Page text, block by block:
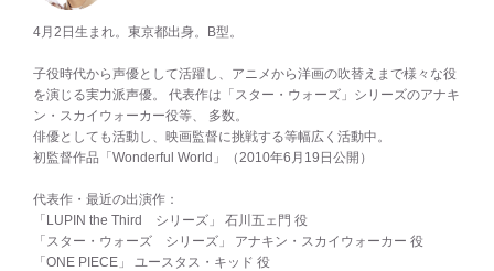
4月2日生まれ。東京都出身。B型。
子役時代から声優として活躍し、アニメから洋画の吹替えまで様々な役
を演じる実力派声優。 代表作は「スター・ウォーズ」シリーズのアナキ
ン・スカイウォーカー役等、 多数。
俳優としても活動し、映画監督に挑戦する等幅広く活動中。
初監督作品「Wonderful World」（2010年6月19日公開）
代表作・最近の出演作：
「LUPIN the Third シリーズ」 石川五ェ門 役
「スター・ウォーズ シリーズ」 アナキン・スカイウォーカー 役
「ONE PIECE」 ユースタス・キッド 役